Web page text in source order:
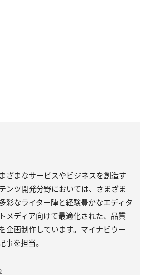
ざまなサービスやビジネスを創造す
ンツ開発分野においては、さまざま
彩なライター陣と経験豊かなエディタ
メディア向けて最適化された、品質
企画制作しています。マイナビウー
事を担当。